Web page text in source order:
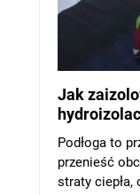
Jak
Podłoga to
przenieść
straty